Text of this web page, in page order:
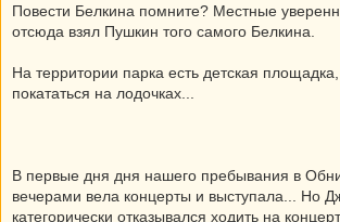
Повести Белкина помните? Местные
отсюда взял Пушкин того самого Белкина.
На территории парка есть детская
покататься на лодочках...
В первые дня дня нашего пребывания в
вечерами вела концерты и выступала... Но
категорически отказывался ходить на